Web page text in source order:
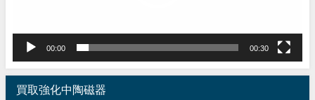
00:00 00:30
買取強化中陶磁器